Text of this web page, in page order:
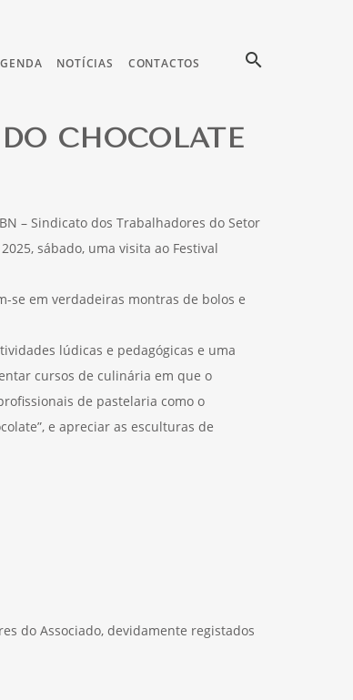
NOTÍCIAS CONTACTOS search
CHOCOLATE
– Sindicato dos Trabalhadores do Setor
sábado, uma visita ao Festival
se em verdadeiras montras de bolos e
lúdicas e pedagógicas e uma
cursos de culinária em que o
de pastelaria como o
e apreciar as esculturas de
do Associado, devidamente registados